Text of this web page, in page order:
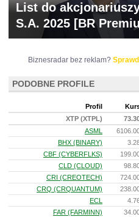
List do
S.A. 2025 [BR
Biznesradar bez reklam?
PODOBNE PROFILE
Profil
XTP (XTPL)
ASML
BHX (BINARY)
CBF (CYBERFLKS)
CLD (CLOUD)
CRI (CREOTECH)
CRQ (CRQUANTUM)
ECL
FAR (FARMINN)